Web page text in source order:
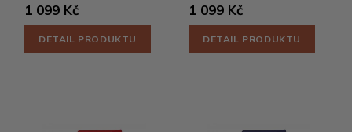
1 099 Kč
DETAIL PRODUKTU
1 099 Kč
DETAIL PRODUKTU